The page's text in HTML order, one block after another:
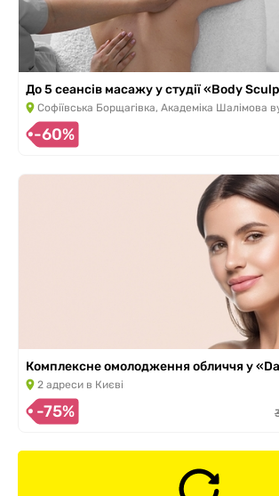
До 5 сеансів масажу у студії «Body
Софіївська Борщагівка, Академіка Шалімова
-60%
Комплексне омолодження обличчя у
2 адреси в Києві
-75%